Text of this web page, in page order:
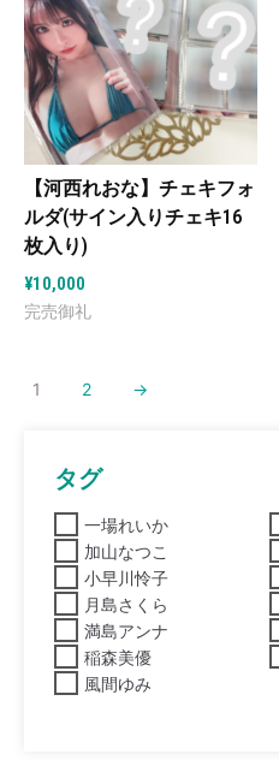
タグ
一場れいか
加山なつこ
小早川怜子
月島さくら
満島アンナ
稲森美優
風間ゆみ
【河西れおな】チェキフォ
ルダ(サイン入りチェキ16
枚入り)
¥10,000
1 2 →